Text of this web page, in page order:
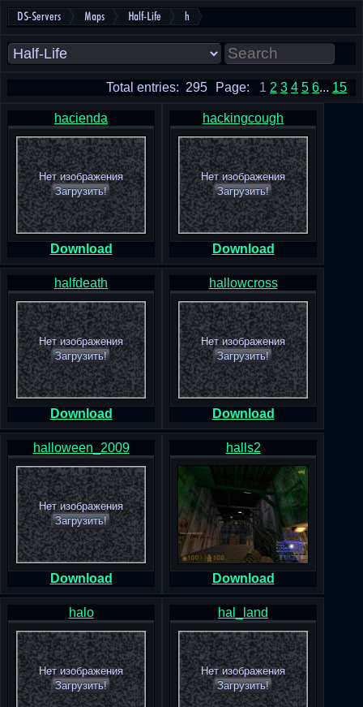
DS-Servers Maps Half-Life h
Page: 1 2 3 4 5 6... 15
Total entries: 295
hacienda
Нет изображения
Загрузить!
Download
hackingcough
Нет изображения
Загрузить!
Download
halfdeath
Нет изображения
Загрузить!
Download
hallowcross
Нет изображения
Загрузить!
Download
halloween_2009
Нет изображения
Загрузить!
Download
halls2
Download
halo
Нет изображения
Загрузить!
hal_land
Нет изображения
Загрузить!